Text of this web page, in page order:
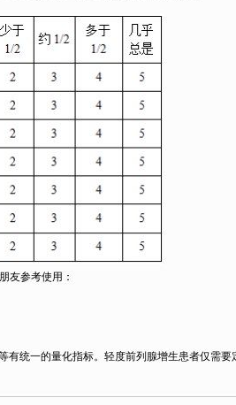
友参考使用：
统一的量化指标。轻度前列腺增生患者仅需要